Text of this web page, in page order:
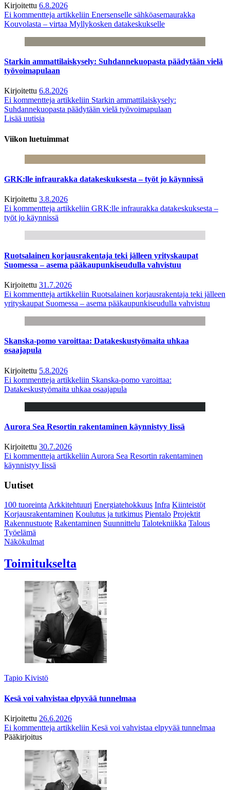
Kirjoitettu 6.8.2026
Ei kommentteja artikkeliin Enersenselle sähköasemaurakka
Kouvolasta – virtaa Myllykosken datakeskukselle
Starkin ammattilaiskysely: Suhdannekuopasta päädytään vielä
työvoimapulaan
Kirjoitettu 6.8.2026
Ei kommentteja artikkeliin Starkin ammattilaiskysely:
Suhdannekuopasta päädytään vielä työvoimapulaan
Lisää uutisia
Viikon luetuimmat
GRK:lle infraurakka datakeskuksesta – työt jo käynnissä
Kirjoitettu 3.8.2026
Ei kommentteja artikkeliin GRK:lle infraurakka datakeskuksesta –
työt jo käynnissä
Ruotsalainen korjausrakentaja teki jälleen yrityskaupat
Suomessa – asema pääkaupunkiseudulla vahvistuu
Kirjoitettu 31.7.2026
Ei kommentteja artikkeliin Ruotsalainen korjausrakentaja teki jälleen
yrityskaupat Suomessa – asema pääkaupunkiseudulla vahvistuu
Skanska-pomo varoittaa: Datakeskustyömaita uhkaa
osaajapula
Kirjoitettu 5.8.2026
Ei kommentteja artikkeliin Skanska-pomo varoittaa:
Datakeskustyömaita uhkaa osaajapula
Aurora Sea Resortin rakentaminen käynnistyy Iissä
Kirjoitettu 30.7.2026
Ei kommentteja artikkeliin Aurora Sea Resortin rakentaminen
käynnistyy Iissä
Uutiset
100 tuoreintaArkkitehtuuri Energiatehokkuus Infra Kiinteistöt
Korjausrakentaminen Koulutus ja tutkimus Pientalo Projektit
Rakennustuote Rakentaminen Suunnittelu Talotekniikka Talous
Työelämä
Näkökulmat
Toimitukselta
Tapio Kivistö
Kesä voi vahvistaa elpyvää tunnelmaa
Kirjoitettu 26.6.2026
Ei kommentteja artikkeliin Kesä voi vahvistaa elpyvää tunnelmaa
Pääkirjoitus